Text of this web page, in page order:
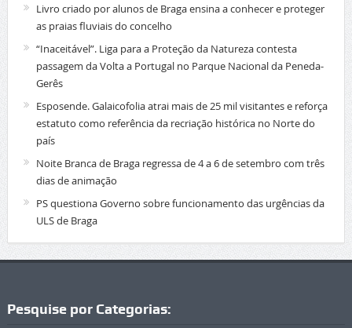
Livro criado por alunos de Braga ensina a conhecer e proteger
as praias fluviais do concelho
“Inaceitável”. Liga para a Proteção da Natureza contesta
passagem da Volta a Portugal no Parque Nacional da Peneda-
Gerês
Esposende. Galaicofolia atrai mais de 25 mil visitantes e reforça
estatuto como referência da recriação histórica no Norte do
país
Noite Branca de Braga regressa de 4 a 6 de setembro com três
dias de animação
PS questiona Governo sobre funcionamento das urgências da
ULS de Braga
Pesquise por Categorias: